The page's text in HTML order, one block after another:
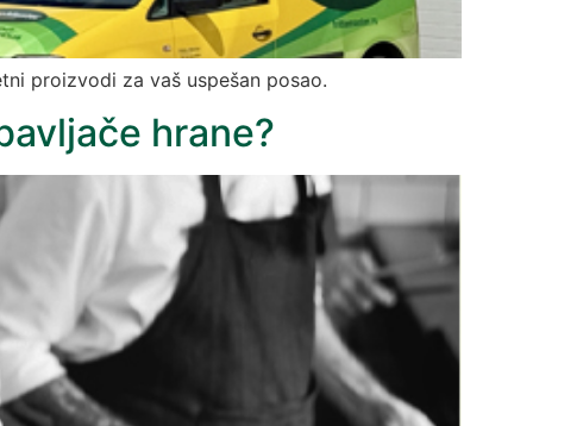
proizvodi za vaš uspešan posao.
hrane?